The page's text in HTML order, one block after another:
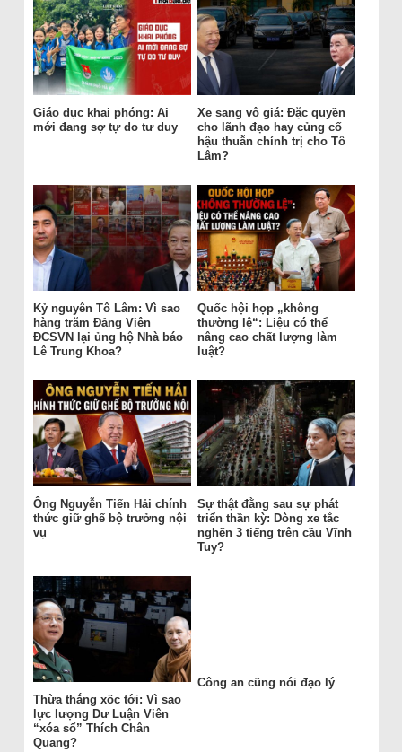
Giáo dục khai phóng: Ai
mới đang sợ tự do tư duy
Xe sang vô giá: Đặc quyền
cho lãnh đạo hay củng cố
hậu thuẫn chính trị cho Tô
Lâm?
Kỷ nguyên Tô Lâm: Vì sao
hàng trăm Đảng Viên
ĐCSVN lại ủng hộ Nhà báo
Lê Trung Khoa?
Quốc hội họp „không
thường lệ“: Liệu có thể
nâng cao chất lượng làm
luật?
Ông Nguyễn Tiến Hải chính
thức giữ ghế bộ trưởng nội
vụ
Sự thật đằng sau sự phát
triển thần kỳ: Dòng xe tắc
nghẽn 3 tiếng trên cầu Vĩnh
Tuy?
Thừa thắng xốc tới: Vì sao
lực lượng Dư Luận Viên
“xóa sổ” Thích Chân
Quang?
Công an cũng nói đạo lý